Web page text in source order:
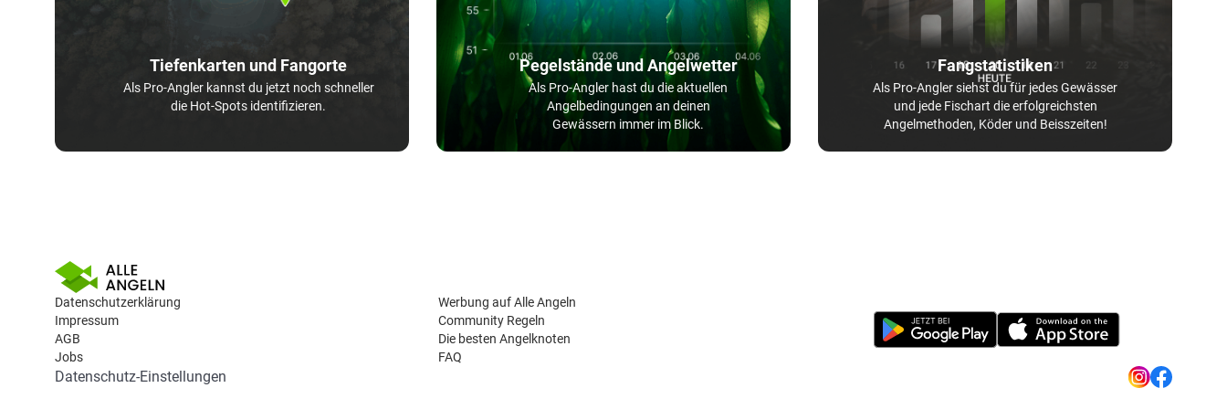
Tiefenkarten und Fangorte
Als Pro-Angler kannst du jetzt noch schneller
die Hot-Spots identifizieren.
Pegelstände und Angelwetter
Als Pro-Angler hast du die aktuellen
Angelbedingungen an deinen
Gewässern immer im Blick.
Fangstatistiken
Als Pro-Angler siehst du für jedes Gewässer
und jede Fischart die erfolgreichsten
Angelmethoden, Köder und Beisszeiten!
Datenschutzerklärung
Impressum
AGB
Jobs
Werbung auf Alle Angeln
Community Regeln
Die besten Angelknoten
FAQ
Datenschutz-Einstellungen